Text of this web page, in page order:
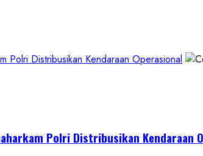
Polri Distribusikan Kendaraan Operasional
Polri Distribusikan Kendaraan